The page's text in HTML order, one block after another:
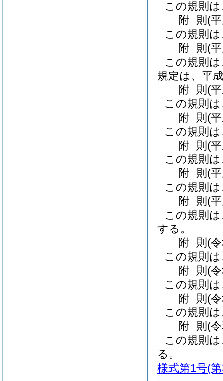
この規則
附 則 (
この規則
附 則 (
この規則
規定は、平
附 則 (
この規則
附 則 (
この規則
附 則 (
この規則
附 則 (
この規則
附 則 (
この規則
する。
附 則 (
この規則
附 則 (
この規則
附 則 (
この規則
附 則 (
この規則
る。
様式第1号(